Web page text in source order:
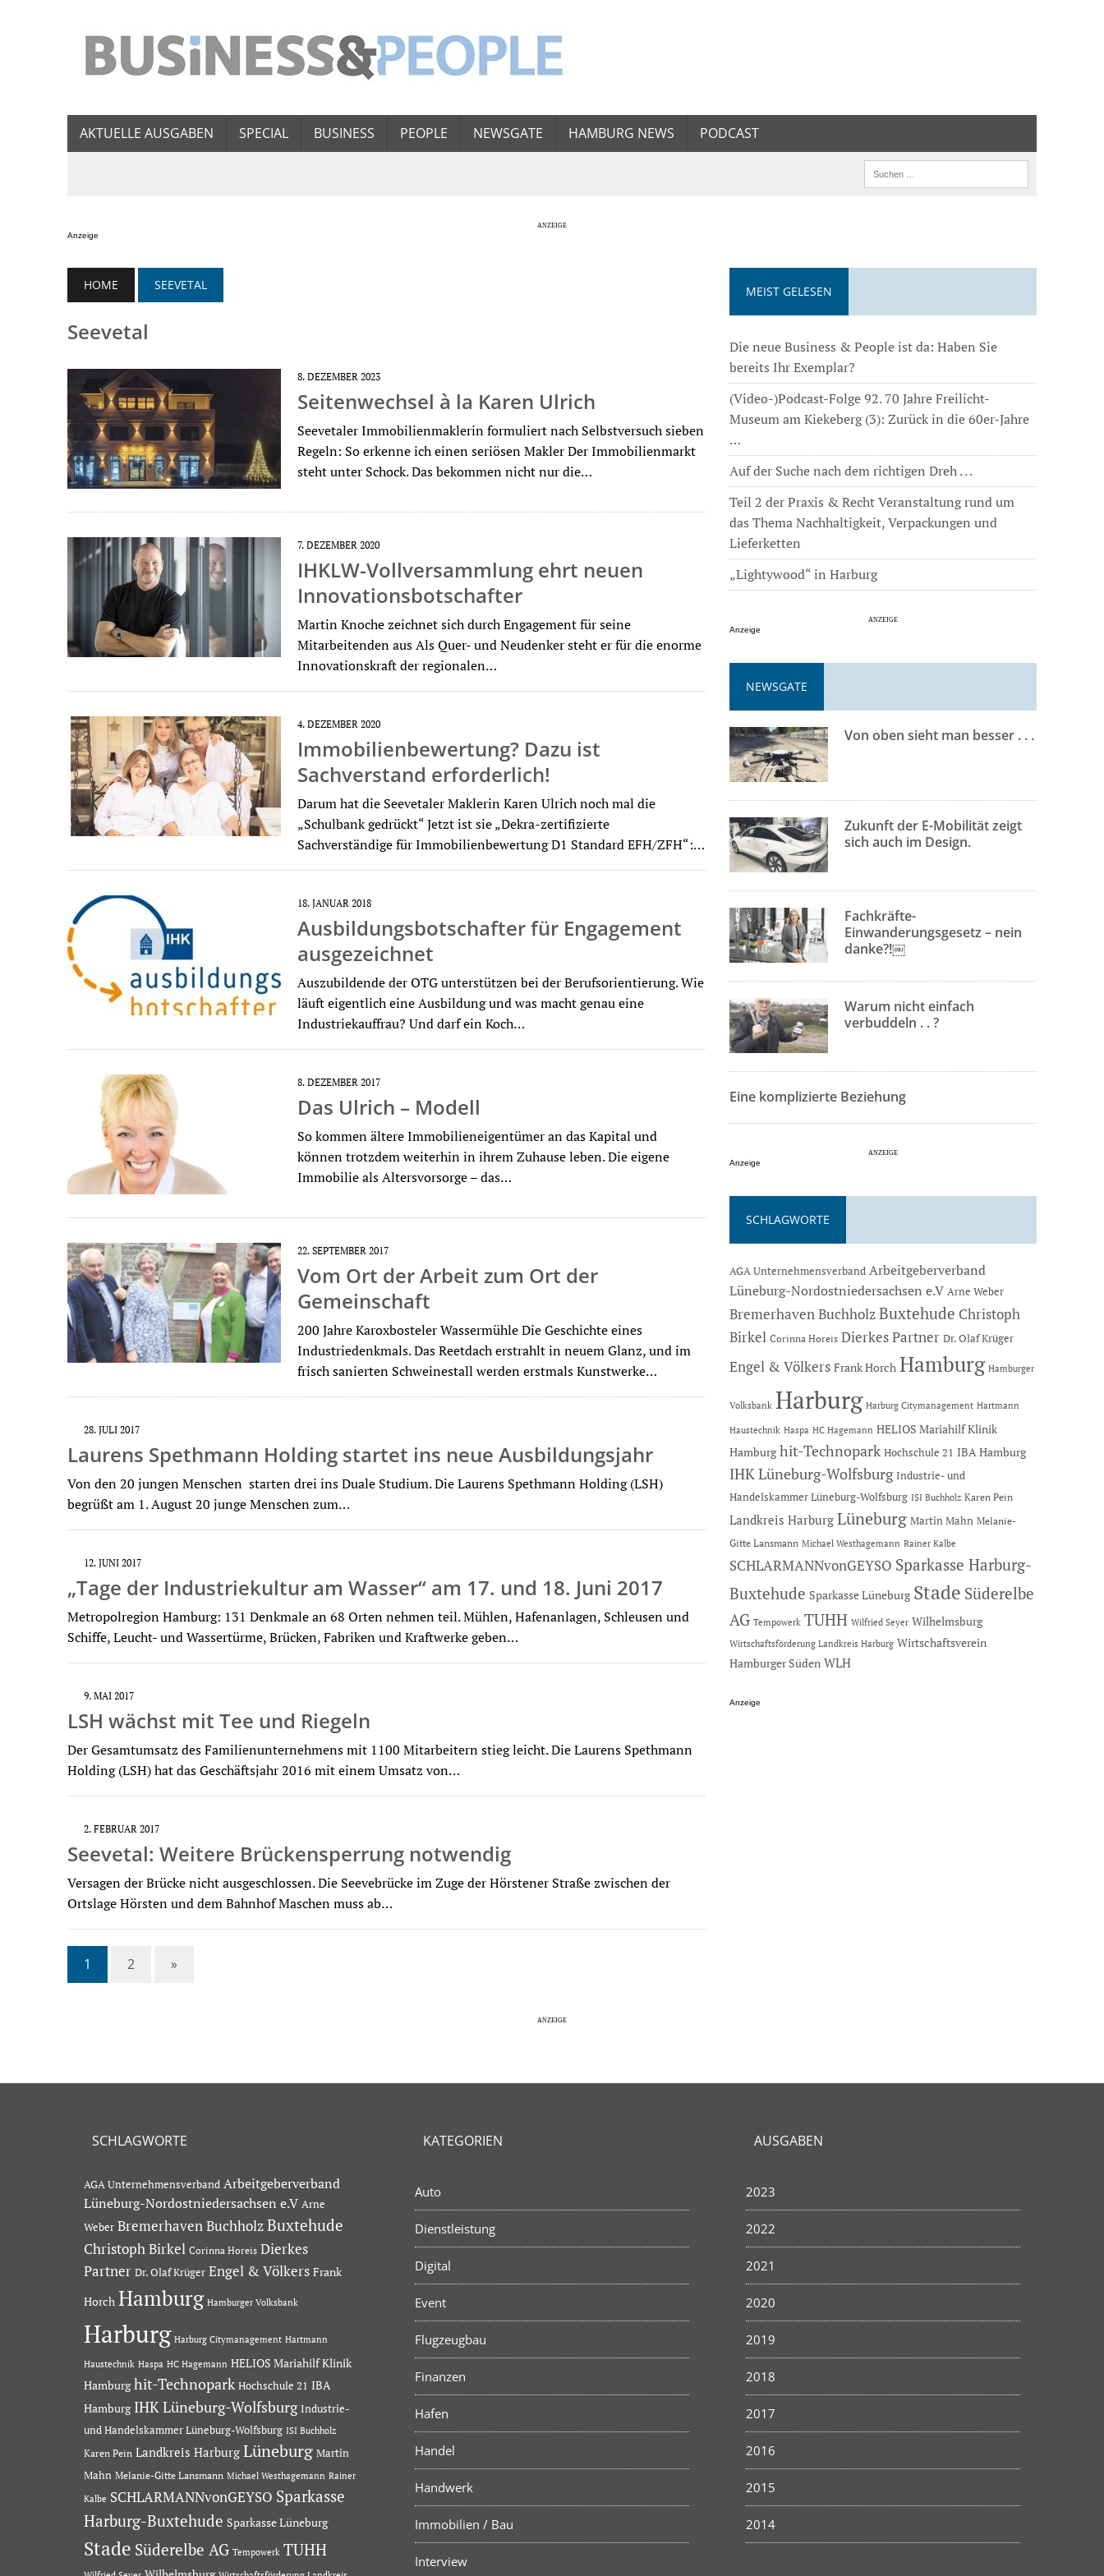
AKTUELLE AUSGABEN SPECIAL BUSINESS PEOPLE NEWSGATE HAMBURG NEWS PODCAST
Anzeige
HOME SEEVETAL
Seevetal
8. DEZEMBER 2023
Seitenwechsel à la Karen Ulrich
Seevetaler Immobilienmaklerin formuliert nach Selbstversuch sieben
Regeln: So erkenne ich einen seriösen Makler Der Immobilienmarkt
steht unter Schock. Das bekommen nicht nur die…
7. DEZEMBER 2020
IHKLW-Vollversammlung ehrt neuen
Innovationsbotschafter
Martin Knoche zeichnet sich durch Engagement für seine
Mitarbeitenden aus Als Quer- und Neudenker steht er für die enorme
Innovationskraft der regionalen…
4. DEZEMBER 2020
Immobilienbewertung? Dazu ist
Sachverstand erforderlich!
Darum hat die Seevetaler Maklerin Karen Ulrich noch mal die
„Schulbank gedrückt“ Jetzt ist sie „Dekra-zertifizierte
Sachverständige für Immobilienbewertung D1 Standard EFH/ZFH“:…
18. JANUAR 2018
Ausbildungsbotschafter für Engagement
ausgezeichnet
Auszubildende der OTG unterstützen bei der Berufsorientierung. Wie
läuft eigentlich eine Ausbildung und was macht genau eine
Industriekauffrau? Und darf ein Koch…
8. DEZEMBER 2017
Das Ulrich – Modell
So kommen ältere Immobilieneigentümer an das Kapital und
können trotzdem weiterhin in ihrem Zuhause leben. Die eigene
Immobilie als Altersvorsorge – das…
22. SEPTEMBER 2017
Vom Ort der Arbeit zum Ort der
Gemeinschaft
200 Jahre Karoxbosteler Wassermühle Die Geschichte eines
Industriedenkmals. Das Reetdach erstrahlt in neuem Glanz, und im
frisch sanierten Schweinestall werden erstmals Kunstwerke…
28. JULI 2017
Laurens Spethmann Holding startet ins neue Ausbildungsjahr
Von den 20 jungen Menschen starten drei ins Duale Studium. Die Laurens Spethmann Holding (LSH)
begrüßt am 1. August 20 junge Menschen zum…
12. JUNI 2017
„Tage der Industriekultur am Wasser“ am 17. und 18. Juni 2017
Metropolregion Hamburg: 131 Denkmale an 68 Orten nehmen teil. Mühlen, Hafenanlagen, Schleusen und
Schiffe, Leucht- und Wassertürme, Brücken, Fabriken und Kraftwerke geben…
9. MAI 2017
LSH wächst mit Tee und Riegeln
Der Gesamtumsatz des Familienunternehmens mit 1100 Mitarbeitern stieg leicht. Die Laurens Spethmann
Holding (LSH) hat das Geschäftsjahr 2016 mit einem Umsatz von…
2. FEBRUAR 2017
Seevetal: Weitere Brückensperrung notwendig
Versagen der Brücke nicht ausgeschlossen. Die Seevebrücke im Zuge der Hörstener Straße zwischen der
Ortslage Hörsten und dem Bahnhof Maschen muss ab…
1 2 »
MEIST GELESEN
Die neue Business & People ist da: Haben Sie
bereits Ihr Exemplar?
(Video-)Podcast-Folge 92. 70 Jahre Freilicht-
Museum am Kiekeberg (3): Zurück in die 60er-Jahre
…
Auf der Suche nach dem richtigen Dreh . . .
Teil 2 der Praxis & Recht Veranstaltung rund um
das Thema Nachhaltigkeit, Verpackungen und
Lieferketten
„Lightywood“ in Harburg
Anzeige
NEWSGATE
Von oben sieht man besser . . .
Zukunft der E-Mobilität zeigt
sich auch im Design.
Fachkräfte-
Einwanderungsgesetz – nein
danke?!￼
Warum nicht einfach
verbuddeln . . ?
Eine komplizierte Beziehung
Anzeige
SCHLAGWORTE
AGA Unternehmensverband Arbeitgeberverband
Lüneburg-Nordostniedersachsen e.V Arne Weber
BremerhavenBuchholzBuxtehude Christoph
Birkel Corinna Horeis Dierkes Partner Dr. Olaf Krüger
Engel & Völkers Frank Horch Hamburg Hamburger
Volksbank Harburg Harburg Citymanagement Hartmann
Haustechnik Haspa HC Hagemann HELIOS Mariahilf Klinik
Hamburg hit-Technopark Hochschule 21 IBA Hamburg
IHK Lüneburg-Wolfsburg Industrie- und
Handelskammer Lüneburg-Wolfsburg ISI Buchholz Karen Pein
Landkreis Harburg Lüneburg Martin Mahn Melanie-
Gitte Lansmann Michael Westhagemann Rainer Kalbe
SCHLARMANNvonGEYSO Sparkasse Harburg-
Buxtehude Sparkasse Lüneburg Stade Süderelbe
AG Tempowerk TUHH Wilfried Seyer Wilhelmsburg
Wirtschaftsförderung Landkreis Harburg Wirtschaftsverein
Hamburger Süden WLH
Anzeige
SCHLAGWORTE
AGA Unternehmensverband Arbeitgeberverband
Lüneburg-Nordostniedersachsen e.V Arne
Weber BremerhavenBuchholzBuxtehude
Christoph Birkel Corinna Horeis Dierkes
Partner Dr. Olaf Krüger Engel & Völkers Frank
Horch Hamburg Hamburger Volksbank
Harburg Harburg Citymanagement Hartmann
Haustechnik Haspa HC Hagemann HELIOS Mariahilf Klinik
Hamburg hit-Technopark Hochschule 21 IBA
Hamburg IHK Lüneburg-Wolfsburg Industrie-
und Handelskammer Lüneburg-Wolfsburg ISI Buchholz
Karen Pein Landkreis Harburg Lüneburg Martin
Mahn Melanie-Gitte Lansmann Michael Westhagemann Rainer
Kalbe SCHLARMANNvonGEYSO Sparkasse
Harburg-Buxtehude Sparkasse Lüneburg
Stade Süderelbe AG Tempowerk TUHH
KATEGORIEN
Auto
Dienstleistung
Digital
Event
Flugzeugbau
Finanzen
Hafen
Handel
Handwerk
Immobilien / Bau
Interview
AUSGABEN
2023
2022
2021
2020
2019
2018
2017
2016
2015
2014